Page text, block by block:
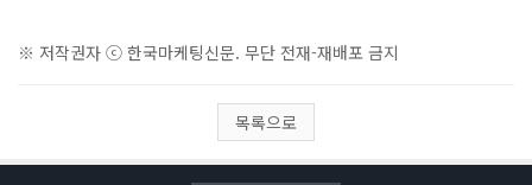
※ 저작권자 ⓒ 한국마케팅신문. 무단 전재-재배포 금지
목록으로